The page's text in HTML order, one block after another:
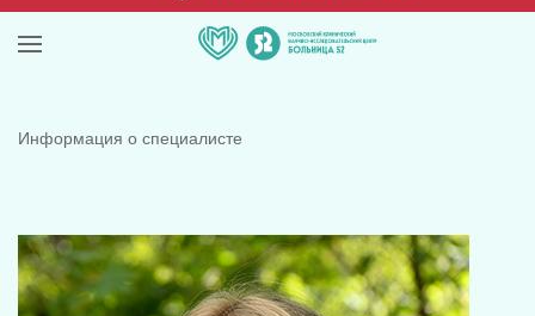
Информация о специалисте